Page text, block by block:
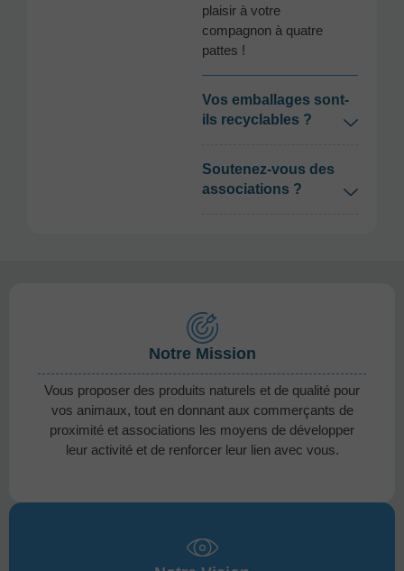
plaisir à votre
compagnon à quatre
pattes !
Vos emballages sont-
ils recyclables ?
Soutenez-vous des
associations ?
Notre Mission
Vous proposer des produits naturels et de qualité pour
vos animaux, tout en donnant aux commerçants de
proximité et associations les moyens de développer
leur activité et de renforcer leur lien avec vous.